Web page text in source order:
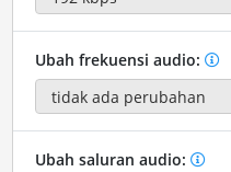
Ubah frekuensi audio:
Ubah saluran audio: